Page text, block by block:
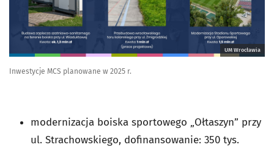
UM Wrocławia
Inwestycje MCS planowane w 2025 r.
modernizacja boiska sportowego „Ołtaszyn” przy
ul. Strachowskiego, dofinansowanie: 350 tys.